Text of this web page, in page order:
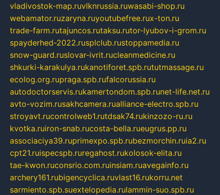
vladivostok-map.ruvlknrussia.ruwasabi-shop.ru
webamator.ruzaryna.ruyoutubefree.rux-ton.ru
trade-farm.rutajuncos.rutaksu.rutor-lyubov-i-grom.ru
spayderhed-2022.rusplclub.rustoppamedia.ru
snow-guard.ruslovar-ivrit.rucleanmedicine.ru
shkurki-karakulya.rukanotiforet.spb.rututmassage.ru
ecolog.org.rupraga.spb.rufalcorussia.ru
autodoctorservis.rukamertondom.spb.runet-life.net.ru
avto-vozim.rusakhcamera.rualliance-electro.spb.ru
stroyavt.rucontrolweb1.rutdsak74.rukinzozo-ru.ru
kvotka.ruiron-snab.rucosta-bella.rueugrus.pp.ru
associaciya39.ruprimexpo.spb.rubezmorchin.ruia2.ru
cpt21.ruispecspb.ruregahost.rukolosok-elita.ru
tae-kwon.ruconsrio.com.ruinsiam.ruavegainfo.ru
archery161.rubigencyclica.ruvlast16.rukorru.net
sarmiento.spb.suextelopedia.rulammin-suo.spb.ru